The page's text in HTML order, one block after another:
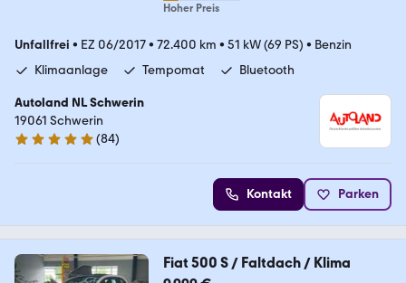
Hoher Preis
Unfallfrei • EZ 06/2017• 72.400 km • 51 kW (69 PS) • Benzin
Klimaanlage
Tempomat Bluetooth
Autoland NL Schwerin
19061 Schwerin
4.9 Sterne
(84)
Kontakt Parken
Fiat 500 S / Faltdach / Klima